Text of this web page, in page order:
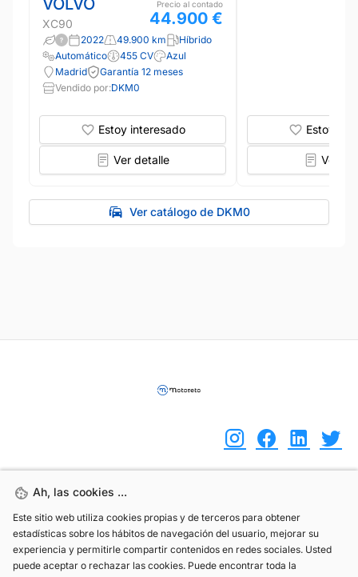
XC90
Precio al contado
44.900 €
2022 49.900 km
Híbrido
Automático
455 CV
Azul
Madrid
Garantía 12 meses
Vendido por:DKM0
Estoy interesado
Ver detalle
Estoy
Ver
Ver catálogo de DKM0
Ah, las cookies ...
Este sitio web utiliza cookies propias y de terceros para obtener
estadísticas sobre los hábitos de navegación del usuario, mejorar su
experiencia y permitirle compartir contenidos en redes sociales. Usted
puede aceptar o rechazar las cookies. Puede encontrar toda la
Ah, las cookies ...
Este sitio web utiliza cookies propias y de terceros para obtener
estadísticas sobre los hábitos de navegación del usuario, mejorar su
experiencia y permitirle compartir contenidos en redes sociales. Usted
puede aceptar o rechazar las cookies. Puede encontrar toda la
info@motoreto.com